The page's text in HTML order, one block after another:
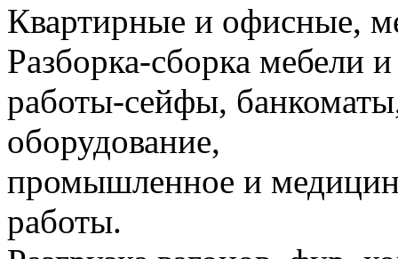
Квартирные и офисные,
Разборка-сборка мебели
работы-сейфы,
оборудование,
промышленное и
работы.